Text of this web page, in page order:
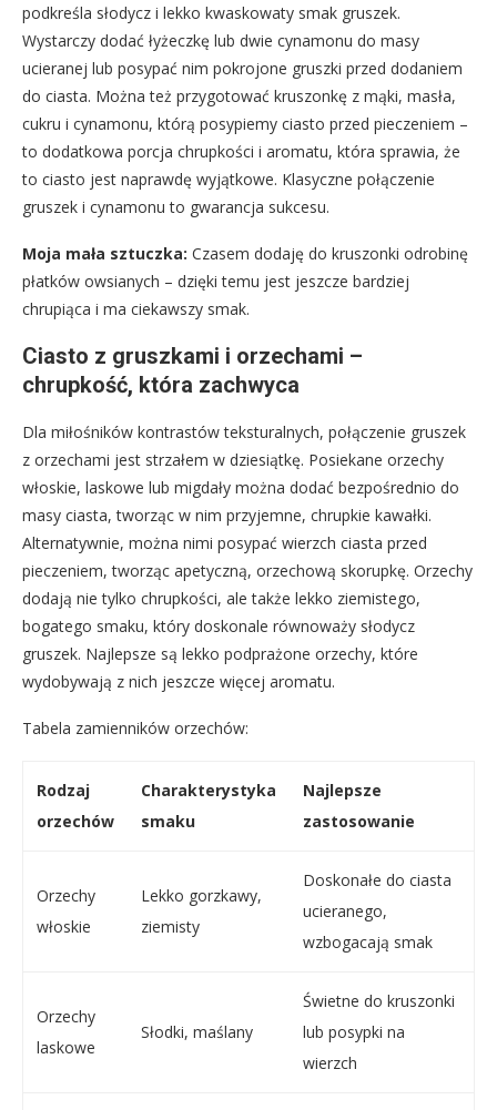
podkreśla słodycz i lekko kwaskowaty smak gruszek.
Wystarczy dodać łyżeczkę lub dwie cynamonu do masy
ucieranej lub posypać nim pokrojone gruszki przed dodaniem
do ciasta. Można też przygotować kruszonkę z mąki, masła,
cukru i cynamonu, którą posypiemy ciasto przed pieczeniem –
to dodatkowa porcja chrupkości i aromatu, która sprawia, że
to ciasto jest naprawdę wyjątkowe. Klasyczne połączenie
gruszek i cynamonu to gwarancja sukcesu.
Moja mała sztuczka: Czasem dodaję do kruszonki odrobinę
płatków owsianych – dzięki temu jest jeszcze bardziej
chrupiąca i ma ciekawszy smak.
Ciasto z gruszkami i orzechami –
chrupkość, która zachwyca
Dla miłośników kontrastów teksturalnych, połączenie gruszek
z orzechami jest strzałem w dziesiątkę. Posiekane orzechy
włoskie, laskowe lub migdały można dodać bezpośrednio do
masy ciasta, tworząc w nim przyjemne, chrupkie kawałki.
Alternatywnie, można nimi posypać wierzch ciasta przed
pieczeniem, tworząc apetyczną, orzechową skorupkę. Orzechy
dodają nie tylko chrupkości, ale także lekko ziemistego,
bogatego smaku, który doskonale równoważy słodycz
gruszek. Najlepsze są lekko podprażone orzechy, które
wydobywają z nich jeszcze więcej aromatu.
Tabela zamienników orzechów:
Rodzaj
orzechów
Charakterystyka
smaku
Najlepsze
zastosowanie
Orzechy
włoskie
Lekko gorzkawy,
ziemisty
Doskonałe do ciasta
ucieranego,
wzbogacają smak
Orzechy
laskowe
Słodki, maślany
Świetne do kruszonki
lub posypki na
wierzch